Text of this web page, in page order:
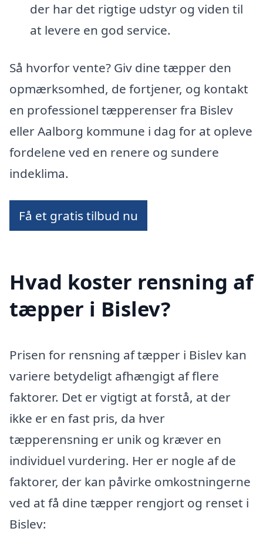
der har det rigtige udstyr og viden til
at levere en god service.
Så hvorfor vente? Giv dine tæpper den
opmærksomhed, de fortjener, og kontakt
en professionel tæpperenser fra Bislev
eller Aalborg kommune i dag for at opleve
fordelene ved en renere og sundere
indeklima.
Få et gratis tilbud nu
Hvad koster rensning af
tæpper i Bislev?
Prisen for rensning af tæpper i Bislev kan
variere betydeligt afhængigt af flere
faktorer. Det er vigtigt at forstå, at der
ikke er en fast pris, da hver
tæpperensning er unik og kræver en
individuel vurdering. Her er nogle af de
faktorer, der kan påvirke omkostningerne
ved at få dine tæpper rengjort og renset i
Bislev: